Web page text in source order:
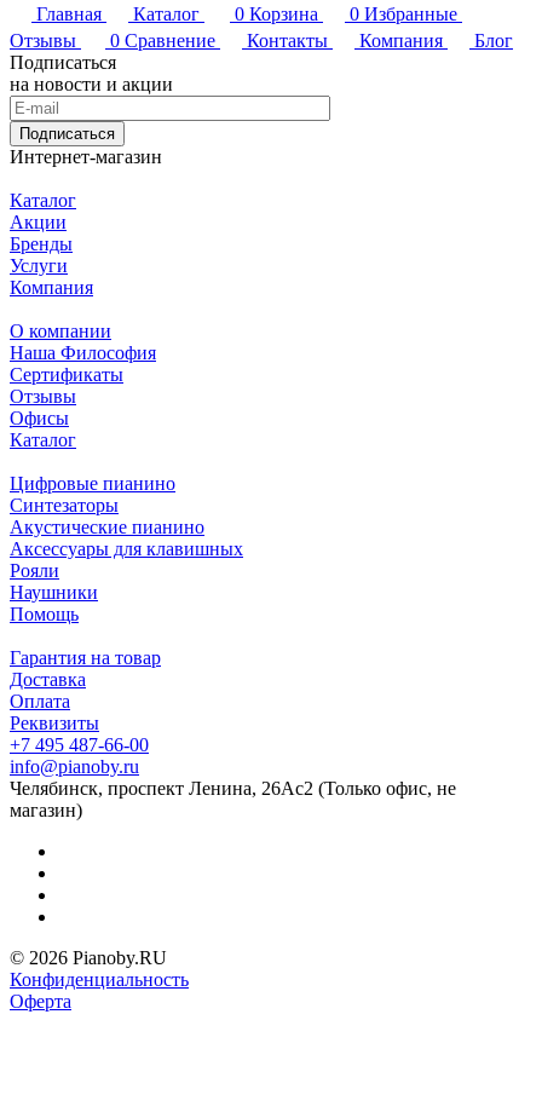
Главная
Каталог 0 Корзина 0 Избранные
Отзывы
0 Сравнение Контакты Компания
Блог
Подписаться
на новости и акции
Подписаться
Интернет-магазин
Каталог
Акции
Бренды
Услуги
Компания
О компании
Наша Философия
Сертификаты
Отзывы
Офисы
Каталог
Цифровые пианино
Синтезаторы
Акустические пианино
Аксессуары для клавишных
Рояли
Наушники
Помощь
Гарантия на товар
Доставка
Оплата
Реквизиты
+7 495 487-66-00
info@pianoby.ru
Челябинск, проспект Ленина, 26Ас2 (Только офис, не
магазин)
© 2026 Pianoby.RU
Конфиденциальность
Оферта